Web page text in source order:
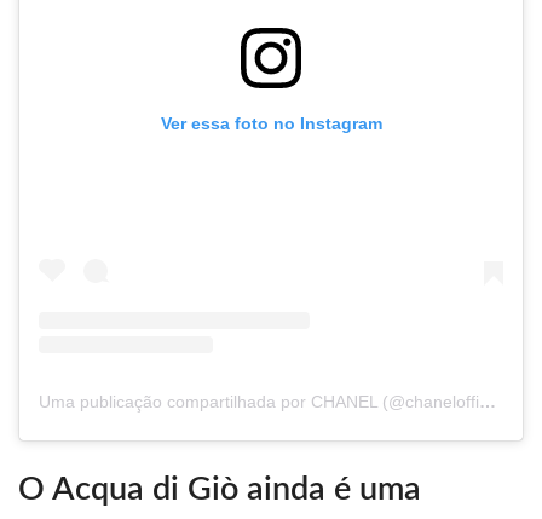
Ver essa foto no Instagram
Uma publicação compartilhada por CHANEL (@chanelofficial)
O Acqua di Giò ainda é uma